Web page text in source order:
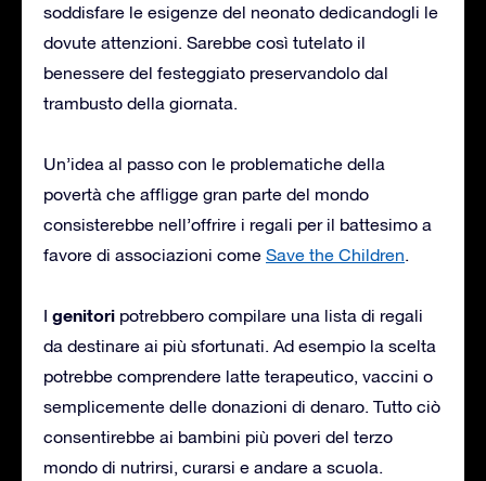
soddisfare le esigenze del neonato dedicandogli le
dovute attenzioni. Sarebbe così tutelato il
benessere del festeggiato preservandolo dal
trambusto della giornata.
Un’idea al passo con le problematiche della
povertà che affligge gran parte del mondo
consisterebbe nell’offrire i regali per il battesimo a
favore di associazioni come Save the Children.
I genitori potrebbero compilare una lista di regali
da destinare ai più sfortunati. Ad esempio la scelta
potrebbe comprendere latte terapeutico, vaccini o
semplicemente delle donazioni di denaro. Tutto ciò
consentirebbe ai bambini più poveri del terzo
mondo di nutrirsi, curarsi e andare a scuola.